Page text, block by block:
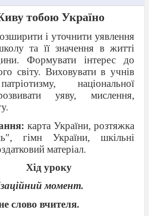
тобою Україно
і уточнити уявлення
та її значення в житті
Формувати інтерес до
світу. Виховувати в учнів
національної
уяву, мислення,
карта України, розтяжка
гімн України, шкільні
матеріал.
Хід уроку
момент.
слово вчителя.